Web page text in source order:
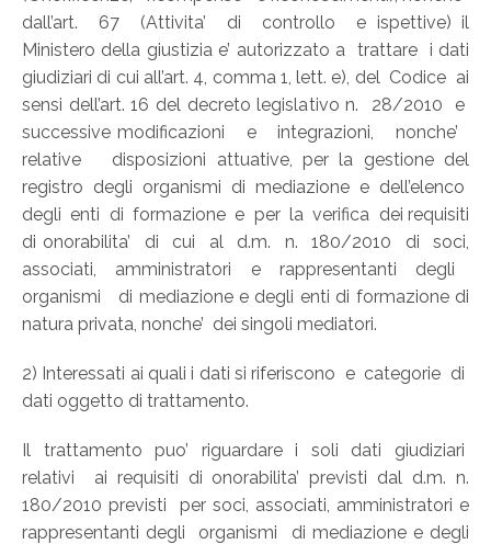
dall’art. 67 (Attivita’ di controllo e ispettive) il
Ministero della giustizia e’ autorizzato a trattare i dati
giudiziari di cui all’art. 4, comma 1, lett. e), del Codice ai
sensi dell’art. 16 del decreto legislativo n. 28/2010 e
successive modificazioni e integrazioni, nonche’
relative disposizioni attuative, per la gestione del
registro degli organismi di mediazione e dell’elenco
degli enti di formazione e per la verifica dei requisiti
di onorabilita’ di cui al d.m. n. 180/2010 di soci,
associati, amministratori e rappresentanti degli
organismi di mediazione e degli enti di formazione di
natura privata, nonche’ dei singoli mediatori.
2) Interessati ai quali i dati si riferiscono e categorie di
dati oggetto di trattamento.
Il trattamento puo’ riguardare i soli dati giudiziari
relativi ai requisiti di onorabilita’ previsti dal d.m. n.
180/2010 previsti per soci, associati, amministratori e
rappresentanti degli organismi di mediazione e degli